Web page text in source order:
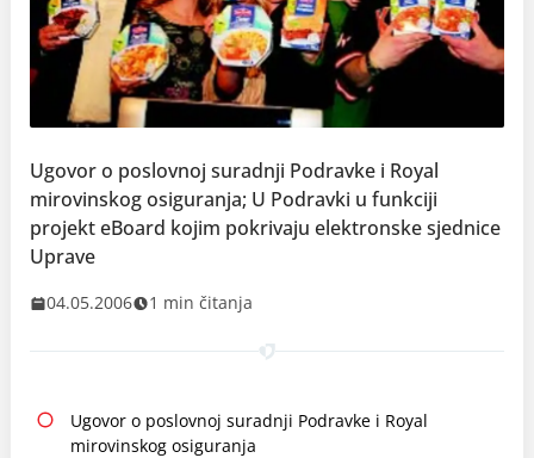
Ugovor o poslovnoj suradnji Podravke i Royal
mirovinskog osiguranja; U Podravki u funkciji
projekt eBoard kojim pokrivaju elektronske sjednice
Uprave
04.05.2006 1 min čitanja
Ugovor o poslovnoj suradnji Podravke i Royal
mirovinskog osiguranja